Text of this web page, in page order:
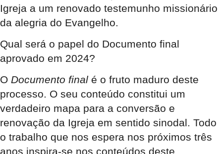
Igreja a um renovado testemunho missionário
da alegria do Evangelho.
Qual será o papel do Documento final
aprovado em 2024?
O Documento final é o fruto maduro deste
processo. O seu conteúdo constitui um
verdadeiro mapa para a conversão e
renovação da Igreja em sentido sinodal. Todo
o trabalho que nos espera nos próximos três
anos inspira-se nos conteúdos deste